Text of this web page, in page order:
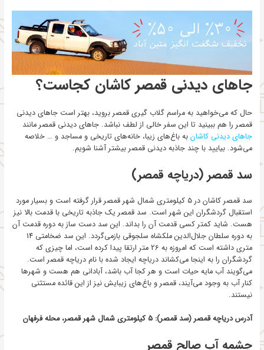
جاهای دیدنی قمصر کاشان کجاست؟
حال که می‌خواهید به مراسم گلاب گیری قمصر بروید، بهتر است جاهای دیدنی
قمصر را هم ببینید تا این سفر خالی از لطف نباشد. جاهای دیدنی قمصر مانند
جاهای دیدنی کاشانبه باغ‌های زیبا، خانه‌های تاریخی و مساجد و … خلاصه
می‌شود. بیایید با چند جاذبه دیدنی قمصر بیشتر آشنا شویم.
سد قمصر (دریاچه قمصر)
سد قمصر کاشان در 5 کیلومتری شمال شهر قمصر قرار گرفته است و بسیار مورد
استقبال گردشگران این شهر است. سد قمصر یک جاذبه تاریخی با قدمت بالا نیز
هست. شاید کمتر کسی قدمت آن را بداند. این سد دست ساز به دوره قدمت آن
به دوره سلطان جلال‌الدین ملکشاه سلجوقی بازمی‌گردد. این سد ضخامتی 14
متری داشته است که امروزه به 26 متر ارتقا پیدا کرده است، اما چیزی که
گردشگران را به اینجا می‌کشاند دریاچه ایجاد شده با نام دریاچه قمصر است.
می‌گویند آب مایه حیات است و هر کجا آب باشد، آبادانی هم هست و شهرها
کنار آب به وجود می‌آیند، قمصر و باغ‌های زیبایش نیز از این قائده مستثنی
نیستند.
آدرس دریاچه قمصر (سد قمصر): 5 کیلومتری شمال شهر قمصر، محله فرفهان
چشمه آب صالح قمصر